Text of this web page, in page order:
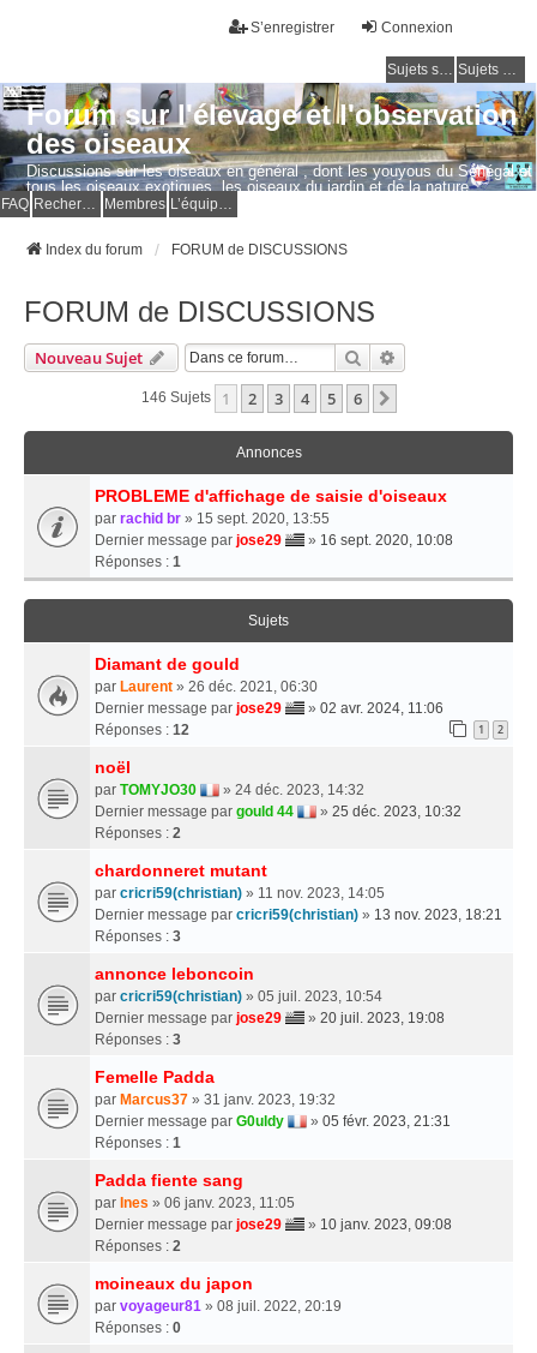
Connexion
S’enregistrer
Sujets sans réponse Sujets actifs
Forum sur l'élevage et l'observation
des oiseaux
Discussions sur les oiseaux en général , dont les youyous du Sénégal et
tous les oiseaux exotiques, les oiseaux du jardin et de la nature.
Questions, photos, expériences.
FAQ Membres
Index du forum FORUM de DISCUSSIONS
FORUM de DISCUSSIONS
Nouveau Sujet Rechercher
146 Sujets 1 2 3 4 5 6
Annonces
PROBLEME d'affichage de saisie d'oiseaux
par rachid br » 15 sept. 2020, 13:55
Dernier message par jose29 » 16 sept. 2020, 10:08
Réponses : 1
Sujets
Diamant de gould
par Laurent » 26 déc. 2021, 06:30
Dernier message par jose29 » 02 avr. 2024, 11:06
Réponses : 12 1 2
noël
par TOMYJO30
» 24 déc. 2023, 14:32
Dernier message par gould 44 » 25 déc. 2023, 10:32
Réponses : 2
chardonneret mutant
par cricri59(christian) » 11 nov. 2023, 14:05
Dernier message par cricri59(christian) » 13 nov. 2023, 18:21
Réponses : 3
annonce leboncoin
par cricri59(christian) » 05 juil. 2023, 10:54
Dernier message par jose29 » 20 juil. 2023, 19:08
Réponses : 3
Femelle Padda
par Marcus37 » 31 janv. 2023, 19:32
Dernier message par G0uldy » 05 févr. 2023, 21:31
Réponses : 1
Padda fiente sang
par Ines » 06 janv. 2023, 11:05
Dernier message par jose29 » 10 janv. 2023, 09:08
Réponses : 2
moineaux du japon
par voyageur81 » 08 juil. 2022, 20:19
Réponses : 0